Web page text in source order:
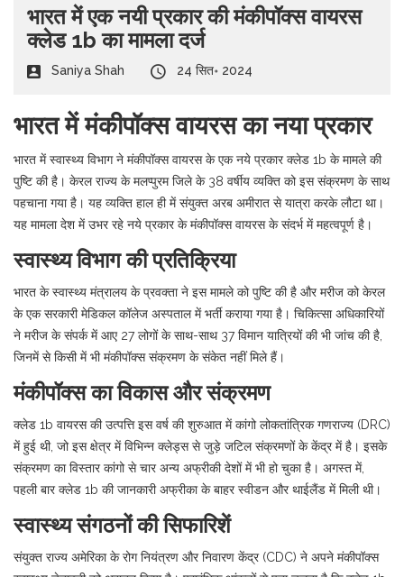
भारत में एक नयी प्रकार की मंकीपॉक्स वायरस
क्लेड 1b का मामला दर्ज
Saniya Shah 24 सित॰ 2024
भारत में मंकीपॉक्स वायरस का नया प्रकार
भारत में स्वास्थ्य विभाग ने मंकीपॉक्स वायरस के एक नये प्रकार क्लेड 1b के मामले की
पुष्टि की है। केरल राज्य के मलप्पुरम जिले के 38 वर्षीय व्यक्ति को इस संक्रमण के साथ
पहचाना गया है। यह व्यक्ति हाल ही में संयुक्त अरब अमीरात से यात्रा करके लौटा था।
यह मामला देश में उभर रहे नये प्रकार के मंकीपॉक्स वायरस के संदर्भ में महत्वपूर्ण है।
स्वास्थ्य विभाग की प्रतिक्रिया
भारत के स्वास्थ्य मंत्रालय के प्रवक्ता ने इस मामले को पुष्टि की है और मरीज को केरल
के एक सरकारी मेडिकल कॉलेज अस्पताल में भर्ती कराया गया है। चिकित्सा अधिकारियों
ने मरीज के संपर्क में आए 27 लोगों के साथ-साथ 37 विमान यात्रियों की भी जांच की है,
जिनमें से किसी में भी मंकीपॉक्स संक्रमण के संकेत नहीं मिले हैं।
मंकीपॉक्स का विकास और संक्रमण
क्लेड 1b वायरस की उत्पत्ति इस वर्ष की शुरुआत में कांगो लोकतांत्रिक गणराज्य (DRC)
में हुई थी, जो इस क्षेत्र में विभिन्न क्लेड्स से जुड़े जटिल संक्रमणों के केंद्र में है। इसके
संक्रमण का विस्तार कांगो से चार अन्य अफ्रीकी देशों में भी हो चुका है। अगस्त में,
पहली बार क्लेड 1b की जानकारी अफ्रीका के बाहर स्वीडन और थाईलैंड में मिली थी।
स्वास्थ्य संगठनों की सिफारिशें
संयुक्त राज्य अमेरिका के रोग नियंत्रण और निवारण केंद्र (CDC) ने अपने मंकीपॉक्स